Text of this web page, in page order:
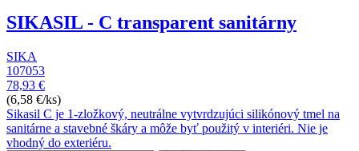
SIKASIL - C transparent sanitárny
SIKA
107053
78,93 €
(6,58 €/ks)
Sikasil C je 1-zložkový, neutrálne vytvrdzujúci silikónový tmel na
sanitárne a stavebné škáry a môže byť použitý v interiéri. Nie je
vhodný do exteriéru.